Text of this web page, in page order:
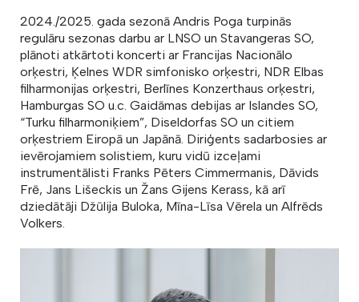
2024./2025. gada sezonā Andris Poga turpinās
regulāru sezonas darbu ar LNSO un Stavangeras SO,
plānoti atkārtoti koncerti ar Francijas Nacionālo
orķestri, Ķelnes WDR simfonisko orķestri, NDR Elbas
filharmonijas orķestri, Berlīnes Konzerthaus orķestri,
Hamburgas SO u.c. Gaidāmas debijas ar Islandes SO,
“Turku filharmoniķiem”, Diseldorfas SO un citiem
orķestriem Eiropā un Japānā. Diriģents sadarbosies ar
ievērojamiem solistiem, kuru vidū izceļami
instrumentālisti Franks Pēters Cimmermanis, Dāvids
Frē, Jans Lišeckis un Žans Gijens Kerass, kā arī
dziedātāji Džūlija Buloka, Mīna-Līsa Vērela un Alfrēds
Volkers.